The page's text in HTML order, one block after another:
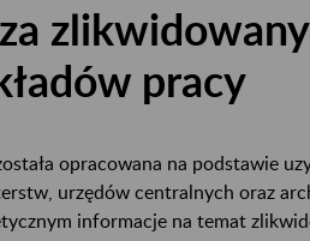
pracy
opracowana na podstawie
urzędów centralnych oraz
informacje na temat